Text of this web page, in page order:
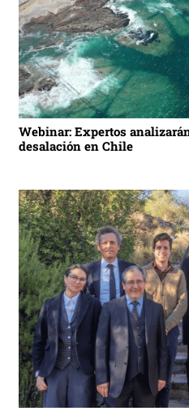
Webinar: Expertos
desalación en Chile